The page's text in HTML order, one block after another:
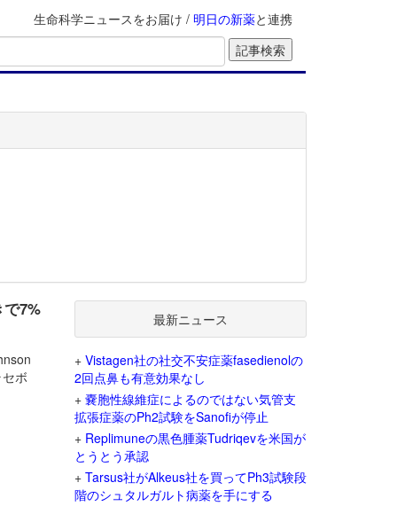
生命科学ニュースをお届け / 明日の新薬と連携
7%
ボ
最新ニュース
+ Vistagen社の社交不安症薬fasedienolの
2回点鼻も有意効果なし
+ 嚢胞性線維症によるのではない気管支
拡張症薬のPh2試験をSanofiが停止
+ Replimuneの黒色腫薬Tudriqevを米国が
とうとう承認
+ Tarsus社がAlkeus社を買ってPh3試験段
階のシュタルガルト病薬を手にする